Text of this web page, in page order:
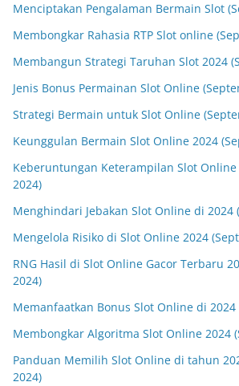
Menciptakan Pengalaman Bermain Slot
Membongkar Rahasia RTP Slot online
Membangun Strategi Taruhan Slot 2024
Jenis Bonus Permainan Slot Online
Strategi Bermain untuk Slot Online
Keunggulan Bermain Slot Online 2024
Keberuntungan Keterampilan Slot Online
2024)
Menghindari Jebakan Slot Online di 2024
Mengelola Risiko di Slot Online 2024
RNG Hasil di Slot Online Gacor Terbaru
2024)
Memanfaatkan Bonus Slot Online di 2024
Membongkar Algoritma Slot Online 2024
Panduan Memilih Slot Online di tahun
2024)